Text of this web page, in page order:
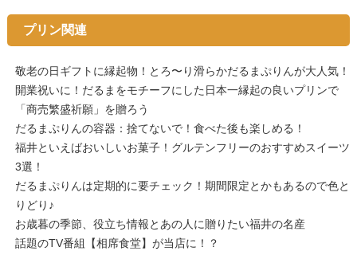
プリン関連
敬老の日ギフトに縁起物！とろ〜り滑らかだるまぷりんが大人気！
開業祝いに！だるまをモチーフにした日本一縁起の良いプリンで
「商売繁盛祈願」を贈ろう
だるまぷりんの容器：捨てないで！食べた後も楽しめる！
福井といえばおいしいお菓子！グルテンフリーのおすすめスイーツ
3選！
だるまぷりんは定期的に要チェック！期間限定とかもあるので色と
りどり♪
お歳暮の季節、役立ち情報とあの人に贈りたい福井の名産
話題のTV番組【相席食堂】が当店に！？